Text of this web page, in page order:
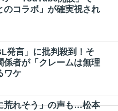
のコラボ」が確実視され
発言」に批判殺到！そ
係者が「クレームは無理
ワケ
荒れそう」の声も…松本